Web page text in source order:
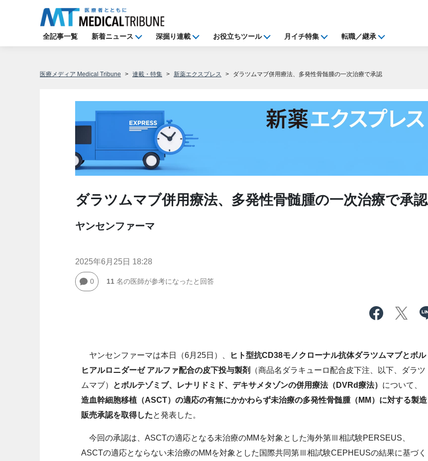
全記事一覧 新着ニュース 深掘り連載 お役立ちツール 月イチ特集 転職／継承
医療メディア Medical Tribune 連載・特集 新薬エクスプレス ダラツムマブ併用療法、多発性骨髄腫の一次治療で承認
ダラツムマブ併用療法、多発性骨髄腫の一次治療で承認
ヤンセンファーマ
2025年6月25日 18:28
0 11 名の医師が参考になったと回答
ヤンセンファーマは本日（6月25日）、
ヒト型抗CD38モノクローナル抗体ダラツムマブとボル
ヒアルロニダーゼ アルファ配合の皮下投与製剤
（商品名ダラキューロ配合皮下注、以下、ダラツ
ムマブ）
とボルテゾミブ、レナリドミド、デキサメタゾンの併用療法（DVRd療法） について、
造血幹細胞移植（ASCT）の適応の有無にかかわらず未治療の多発性骨髄腫（MM）に対する製造
販売承認を取得したと発表した。
今回の承認は、ASCTの適応となる未治療のMMを対象とした海外第Ⅲ相試験PERSEUS、
ASCTの適応とならない未治療のMMを対象とした国際共同第Ⅲ相試験CEPHEUSの結果に基づく